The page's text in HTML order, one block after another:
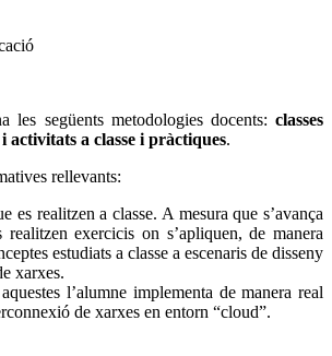
les següents metodologies docents: classes
activitats a classe i pràctiques.
rellevants:
es realitzen a classe. A mesura que s’avança
exercicis on s’apliquen, de manera
estudiats a classe a escenaris de disseny
xarxes.
l’alumne implementa de manera real
de xarxes en entorn “cloud”.